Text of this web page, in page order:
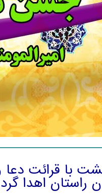
در روز دوشنبه 22
راستان اهدا